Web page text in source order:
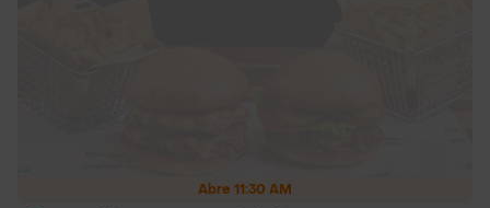
Abre 11:30 AM